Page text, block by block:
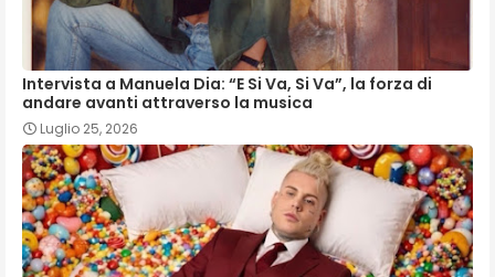
Intervista a Manuela Dia: “E Si Va, Si Va”, la forza di
andare avanti attraverso la musica
Luglio 25, 2026